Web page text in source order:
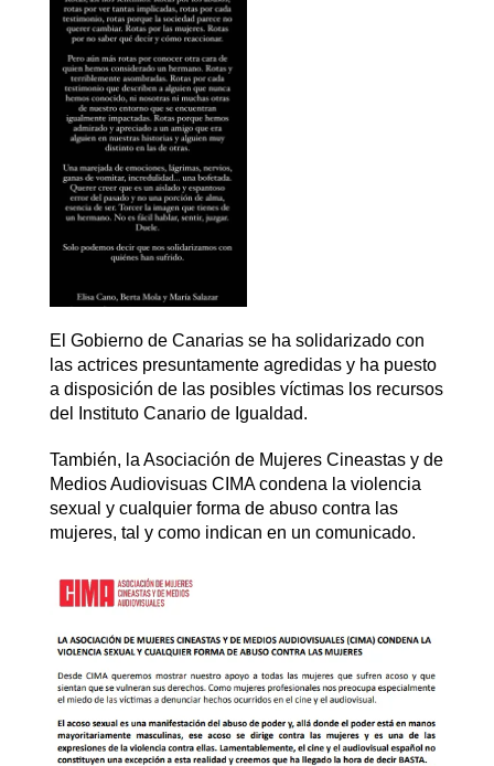
El Gobierno de Canarias se ha solidarizado con
las actrices presuntamente agredidas y ha puesto
a disposición de las posibles víctimas los recursos
del Instituto Canario de Igualdad.
También, la Asociación de Mujeres Cineastas y de
Medios Audiovisuas CIMA condena la violencia
sexual y cualquier forma de abuso contra las
mujeres, tal y como indican en un comunicado.